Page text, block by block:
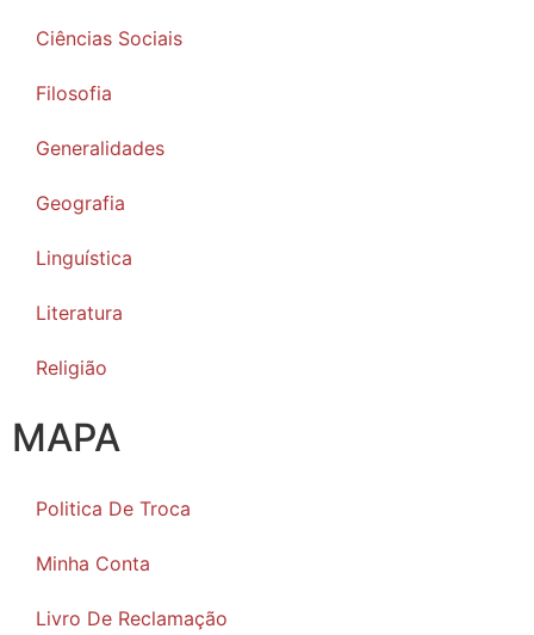
Ciências Sociais
Filosofia
Generalidades
Geografia
Linguística
Literatura
Religião
MAPA
Politica De Troca
Minha Conta
Livro De Reclamação